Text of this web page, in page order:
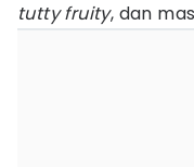
tutty fruity, dan